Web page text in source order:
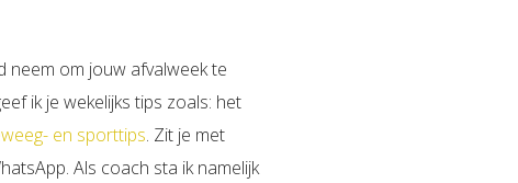
neem om jouw afvalweek te
ik je wekelijks tips zoals: het
en sporttips. Zit je met
Als coach sta ik namelijk